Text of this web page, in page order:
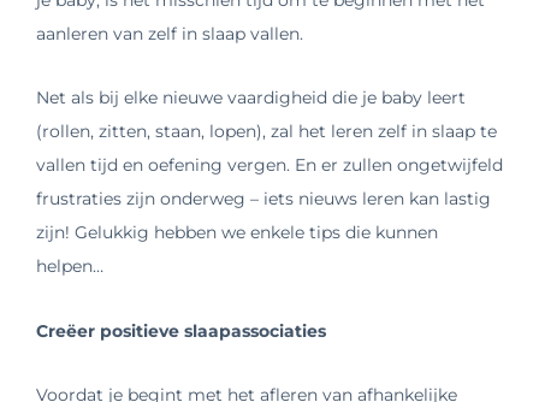
aanleren van zelf in slaap vallen.
Net als bij elke nieuwe vaardigheid die je baby leert
(rollen, zitten, staan, lopen), zal het leren zelf in slaap te
vallen tijd en oefening vergen. En er zullen ongetwijfeld
frustraties zijn onderweg – iets nieuws leren kan lastig
zijn! Gelukkig hebben we enkele tips die kunnen
helpen…
Creëer positieve slaapassociaties
Voordat je begint met het afleren van afhankelijke